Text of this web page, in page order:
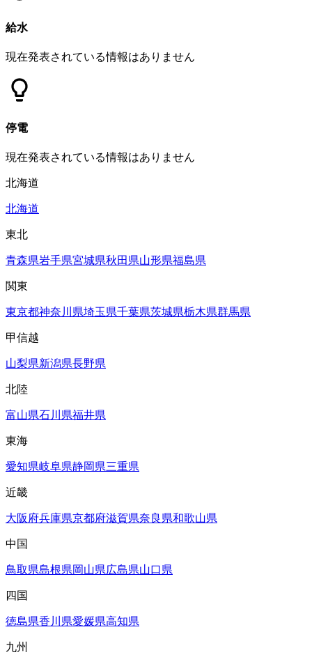
給水
現在発表されている情報はありません
停電
現在発表されている情報はありません
北海道
北海道
東北
青森県岩手県宮城県秋田県山形県福島県
関東
東京都神奈川県埼玉県千葉県茨城県栃木県群馬県
甲信越
山梨県新潟県長野県
北陸
富山県石川県福井県
東海
愛知県岐阜県静岡県三重県
近畿
大阪府兵庫県京都府滋賀県奈良県和歌山県
中国
鳥取県島根県岡山県広島県山口県
四国
徳島県香川県愛媛県高知県
九州